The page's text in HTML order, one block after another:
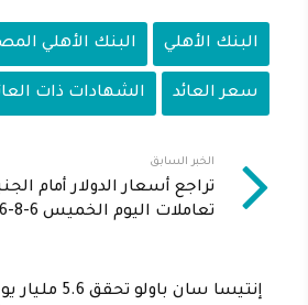
البنك الأهلي البنك الأهلي
سعر العائد الشهادات ذات
الخبر السابق
تراجع أسعار الدولار أمام
تعاملات اليوم الخميس 6-8-2026
إنتيسا سان